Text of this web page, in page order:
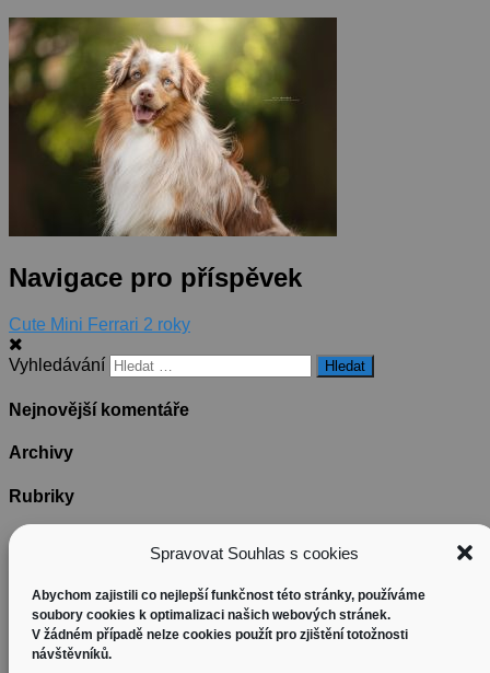
Spravovat Souhlas s cookies
Abychom zajistili co nejlepší funkčnost této stránky, používáme
soubory cookies k optimalizaci našich webových stránek.
V žádném případě nelze cookies použít pro zjištění totožnosti
návštěvníků.
Navigace pro příspěvek
Cute Mini Ferrari 2 roky
Vyhledávání
Nejnovější komentáře
Archivy
Rubriky
Přihlásit se
Zdroj kanálů (příspěvky)
Kanál komentářů